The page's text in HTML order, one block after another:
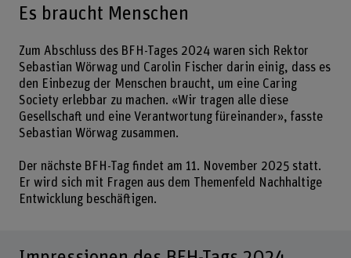
Es braucht Menschen
Zum Abschluss des BFH-Tages 2024 waren sich Rektor
Sebastian Wörwag und Carolin Fischer darin einig, dass es
den Einbezug der Menschen braucht, um eine Caring
Society erlebbar zu machen. «Wir tragen alle diese
Gesellschaft und eine Verantwortung füreinander», fasste
Sebastian Wörwag zusammen.
Der nächste BFH-Tag findet am 11. November 2025 statt.
Er wird sich mit Fragen aus dem Themenfeld Nachhaltige
Entwicklung beschäftigen.